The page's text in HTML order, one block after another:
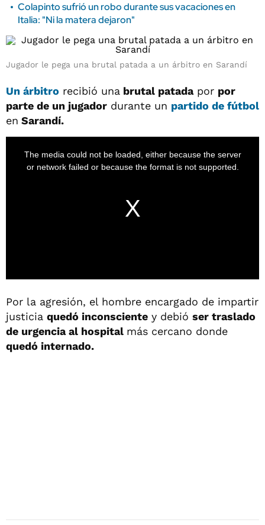
Colapinto sufrió un robo durante sus vacaciones en
Italia: "Ni la matera dejaron"
Jugador le pega una brutal patada a un árbitro en Sarandí
Un árbitro recibió una brutal patadapor por
parte de un jugador durante un partido de fútbol
en Sarandí.
Por la agresión, el hombre encargado de impartir
justicia quedó inconsciente y debió ser traslado
de urgencia al hospital más cercano donde
quedó internado.